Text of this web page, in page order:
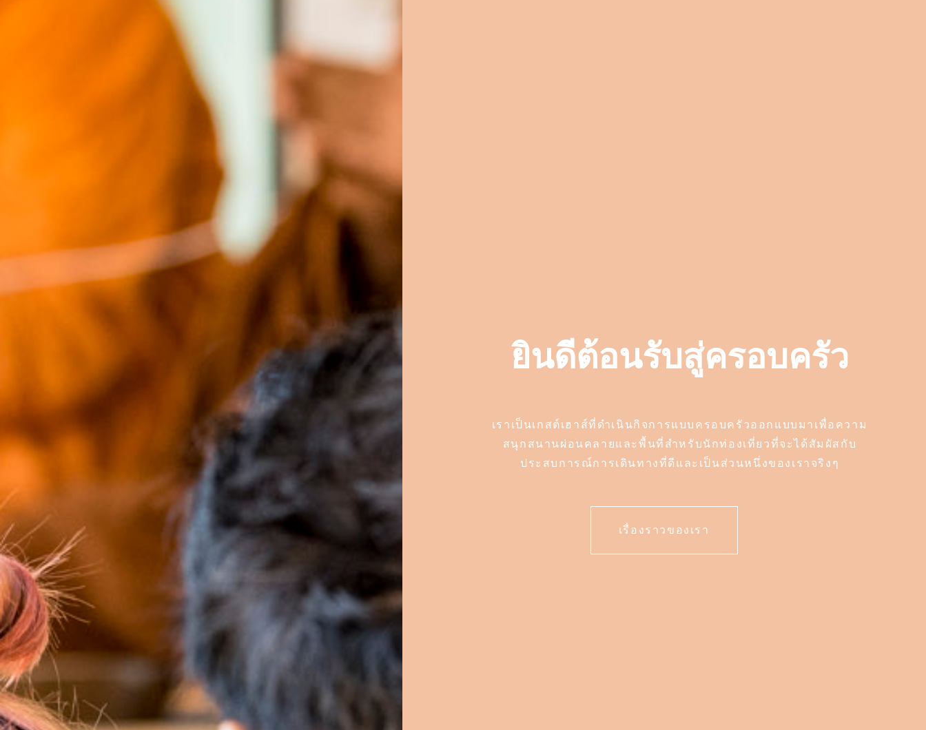
ยินดีต้อนรับสู่ครอบครัว
เราเป็นเกสต์เฮาส์ที่ดำเนินกิจการแบบครอบครัวออกแบบมาเพื่อความ
สนุกสนานผ่อนคลายและพื้นที่สำหรับนักท่องเที่ยวที่จะได้สัมผัสกับ
ประสบการณ์การเดินทางที่ดีและเป็นส่วนหนึ่งของเราจริงๆ
เรื่องราวของเรา